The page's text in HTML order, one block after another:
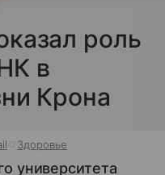
роль
в
Крона
Здоровье
университета